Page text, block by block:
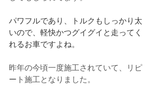
パワフルであり、トルクもしっかり太
いので、軽快かつグイグイと走ってく
れるお車ですよね。
昨年の今頃一度施工されていて、リピ
ート施工となりました。